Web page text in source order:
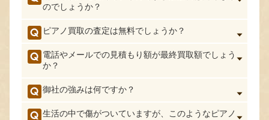
のでしょうか？
ピアノ買取の査定は無料でしょうか？
電話やメールでの見積もり額が最終買取額でしょう
か？
御社の強みは何ですか？
生活の中で傷がついていますが、このようなピアノ